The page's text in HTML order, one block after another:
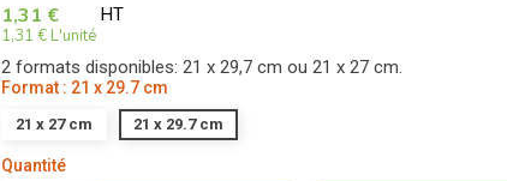
1,31 €
1,31 € L'unité
HT
2 formats disponibles: 21 x 29,7 cm ou 21 x 27 cm.
Format : 21 x 29.7 cm
21 x 27 cm 21 x 29.7 cm
Quantité